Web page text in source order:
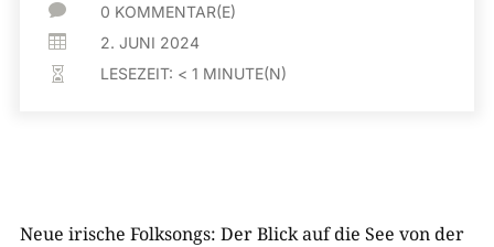
 0 KOMMENTAR(E)
 2. JUNI 2024
 LESEZEIT: < 1 MINUTE(N)
Neue irische Folksongs: Der Blick auf die See von der